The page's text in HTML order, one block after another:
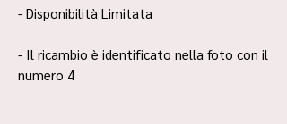
- Disponibilità Limitata
- Il ricambio è identificato nella foto con il
numero 4